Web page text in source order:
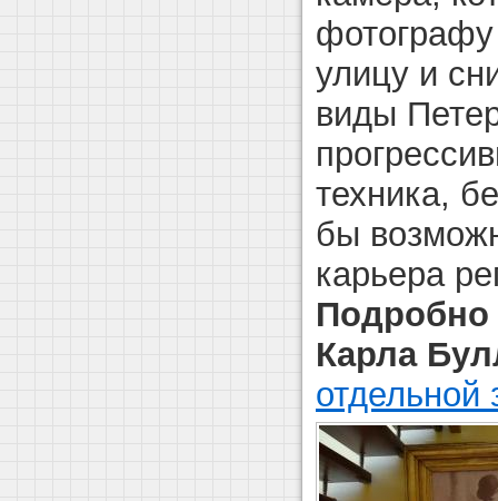
улицу и
виды
техника,
бы
карьера
Подробно
Карла
отдельной